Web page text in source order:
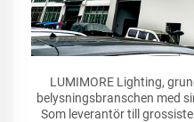
LUMIMORE Lighting,
belysningsbranschen med
Som leverantör till